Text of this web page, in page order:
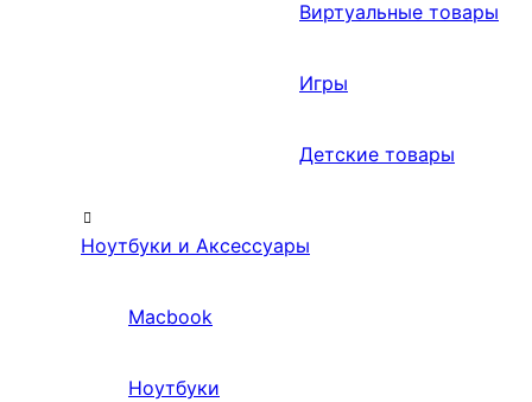
Виртуальные товары
Игры
Детские товары
Ноутбуки и Аксессуары
Macbook
Ноутбуки